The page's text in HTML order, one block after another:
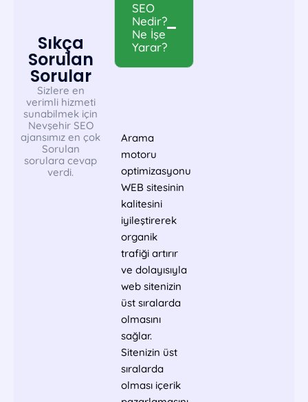
Sıkça
Sorulan
Sorular
Sizlere en
verimli hizmeti
sunabilmek için
Nevşehir SEO
ajansımız en çok
Sorulan
sorulara cevap
verdi.
SEO
Nedir?
Ne İşe
Yarar?
Arama
motoru
optimizasyonu
WEB sitesinin
kalitesini
iyileştirerek
organik
trafiği artırır
ve dolayısıyla
web sitenizin
üst sıralarda
olmasını
sağlar.
Sitenizin üst
sıralarda
olması içerik